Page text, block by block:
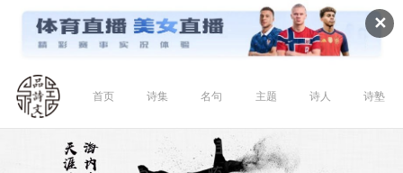
✕
首页 诗集 名句 主题 诗人 诗塾